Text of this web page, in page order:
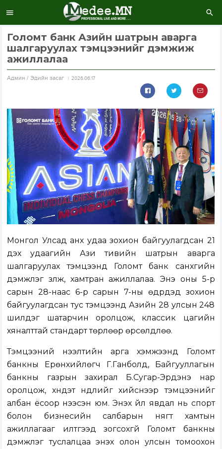
Голомт банк Азийн шатрын аварга
шалгаруулах тэмцээнийг дэмжиж
ажиллалаа
Aдмин / Эдийн засаг 2026.06.17
Монгол Улсад анх удаа зохион байгуулагдсан 21
дэх удаагийн Ази тивийн шатрын аварга
шалгаруулах тэмцээнд Голомт банк санхүүгийн
дэмжлэг үзүүлж, хамтран ажиллалаа. Энэ оны 5-р
сарын 28-наас 6-р сарын 7-ны өдрүүдэд зохион
байгуулагдсан тус тэмцээнд Азийн 28 улсын 248
шилдэг шатарчин оролцож, классик цагийн
хяналттай стандарт төрлөөр өрсөлдлөө.
Тэмцээний нээлтийн арга хэмжээнд Голомт
банкны Ерөнхийлөгч Г.Ганболд, Байгууллагын
банкны газрын захирал Б.Сугар-Эрдэнэ нар
оролцож, хүндэт нүүдлийг хийснээр тэмцээнийг
албан ёсоор нээсэн юм. Энэхүү үйл явдал нь спорт
болон бизнесийн салбарын нягт хамтын
ажиллагааг илтгээд зогсохгүй Голомт банкны
дэмжлэг туслалцаа энэхүү олон улсын томоохон